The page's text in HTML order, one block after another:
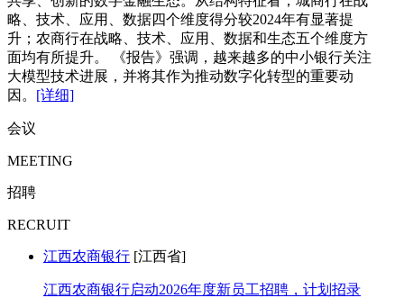
略、技术、应用、数据四个维度得分较2024年有显著提
升；农商行在战略、技术、应用、数据和生态五个维度方
面均有所提升。 《报告》强调，越来越多的中小银行关注
大模型技术进展，并将其作为推动数字化转型的重要动
因。 [详细]
会议
MEETING
招聘
RECRUIT
江西农商银行 [江西省]
江西农商银行启动2026年度新员工招聘，计划招录